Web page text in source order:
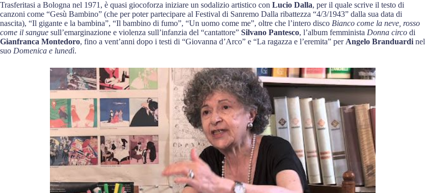
Trasferitasi a Bologna nel 1971, è quasi giocoforza iniziare un sodalizio artistico con Lucio Dalla, per il quale scrive il testo di
canzoni come “Gesù Bambino” (che per poter partecipare al Festival di Sanremo Dalla ribattezza “4/3/1943” dalla sua data di
nascita), “Il gigante e la bambina”, “Il bambino di fumo”, “Un uomo come me”, oltre che l’intero disco Bianco come la neve, rosso
come il sangue sull’emarginazione e violenza sull’infanzia del “cantattore” Silvano Pantesco, l’album femminista Donna circo di
Gianfranca Montedoro, fino a vent’anni dopo i testi di “Giovanna d’Arco” e “La ragazza e l’eremita” per Angelo Branduardi nel
suo Domenica e lunedì.